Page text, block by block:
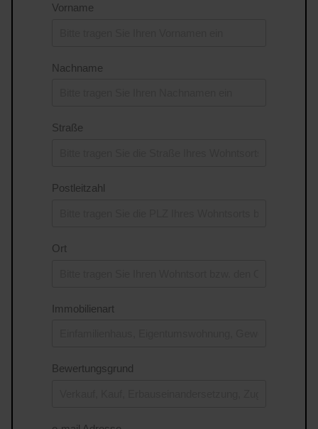
Vorname
Nachname
Straße
Postleitzahl
Ort
Immobilienart
Bewertungsgrund